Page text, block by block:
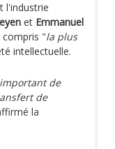
l'industrie
et Emmanuel
"la plus
intellectuelle.
de
de
la